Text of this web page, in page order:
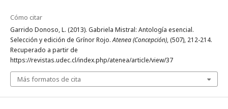
Cómo citar
Garrido Donoso, L. (2013). Gabriela Mistral: Antología esencial.
Selección y edición de Grínor Rojo.Atenea (Concepción), (507), 212-214.
Recuperado a partir de
https://revistas.udec.cl/index.php/atenea/article/view/37
Más formatos de cita